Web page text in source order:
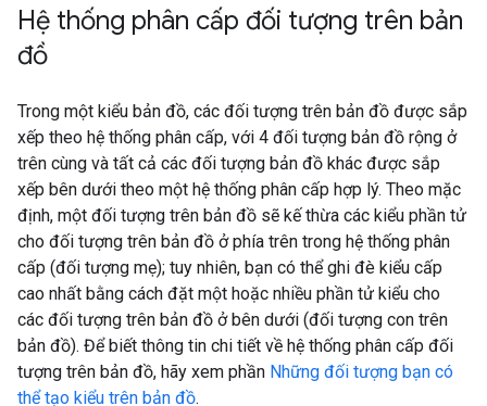
Hệ thống phân cấp đối tượng trên bản
đồ
Trong một kiểu bản đồ, các đối tượng trên bản đồ được sắp
xếp theo hệ thống phân cấp, với 4 đối tượng bản đồ rộng ở
trên cùng và tất cả các đối tượng bản đồ khác được sắp
xếp bên dưới theo một hệ thống phân cấp hợp lý. Theo mặc
định, một đối tượng trên bản đồ sẽ kế thừa các kiểu phần tử
cho đối tượng trên bản đồ ở phía trên trong hệ thống phân
cấp (đối tượng mẹ); tuy nhiên, bạn có thể ghi đè kiểu cấp
cao nhất bằng cách đặt một hoặc nhiều phần tử kiểu cho
các đối tượng trên bản đồ ở bên dưới (đối tượng con trên
bản đồ). Để biết thông tin chi tiết về hệ thống phân cấp đối
tượng trên bản đồ, hãy xem phần Những đối tượng bạn có
thể tạo kiểu trên bản đồ.